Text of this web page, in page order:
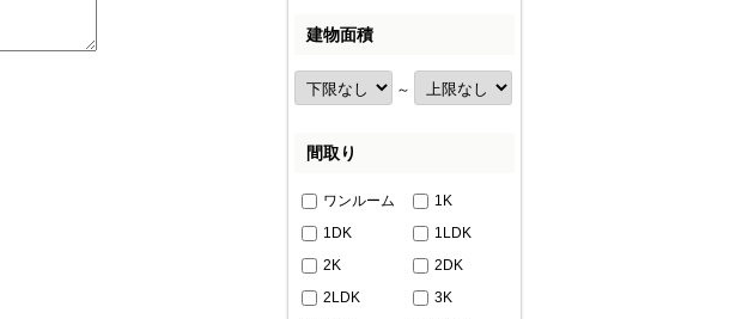
建物面積
～
間取り
ワンルーム
1K
1DK
1LDK
2K
2DK
2LDK
3K